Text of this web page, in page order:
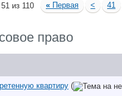
из 110 « Первая < 41
право
квартиру (